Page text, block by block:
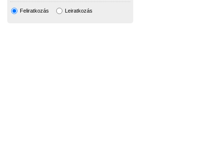
Feliratkozás Leiratkozás